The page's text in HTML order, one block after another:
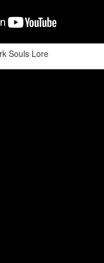
Souls Lore